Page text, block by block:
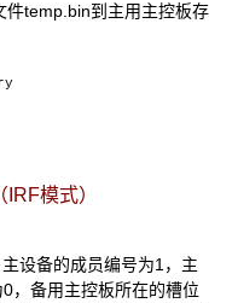
件temp.bin到主用主控板存
模式）
设备的成员编号为1，主
，备用主控板所在的槽位